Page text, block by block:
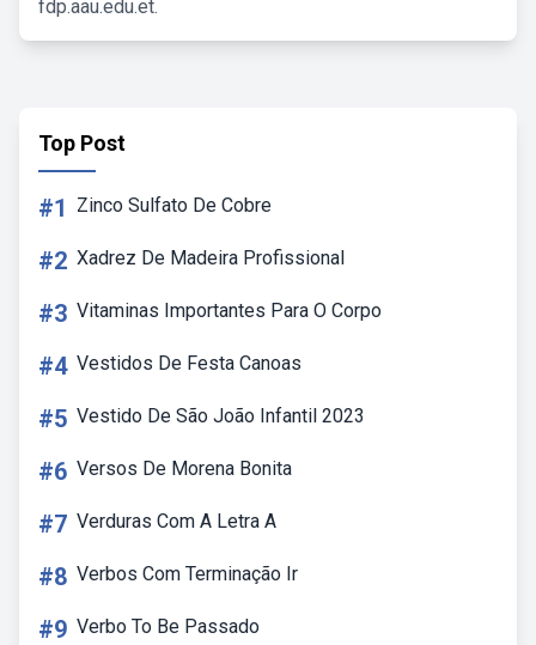
fdp.aau.edu.et.
Top Post
#1 Zinco Sulfato De Cobre
#2 Xadrez De Madeira Profissional
#3 Vitaminas Importantes Para O Corpo
#4 Vestidos De Festa Canoas
#5 Vestido De São João Infantil 2023
#6 Versos De Morena Bonita
#7 Verduras Com A Letra A
#8 Verbos Com Terminação Ir
#9 Verbo To Be Passado